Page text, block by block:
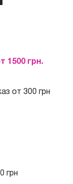
1500 грн.
от 300 грн
грн